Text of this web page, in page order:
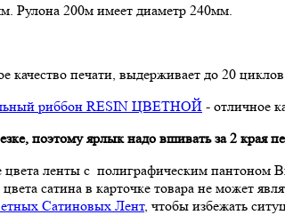
Рулона 200м имеет диаметр 240мм.
качество печати, выдерживает до 20
риббон RESIN ЦВЕТНОЙ - отличное
поэтому ярлык надо вшивать за 2 края
цвета ленты с полиграфическим пантоном
сатина в карточке товара не может
Сатиновых Лент, чтобы избежать